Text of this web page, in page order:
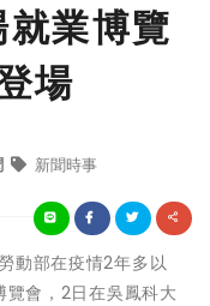
業博覽
場
新聞時事
動部在疫情2年多以
會，2日在吳鳳科大